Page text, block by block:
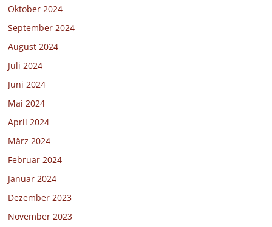
Oktober 2024
September 2024
August 2024
Juli 2024
Juni 2024
Mai 2024
April 2024
März 2024
Februar 2024
Januar 2024
Dezember 2023
November 2023